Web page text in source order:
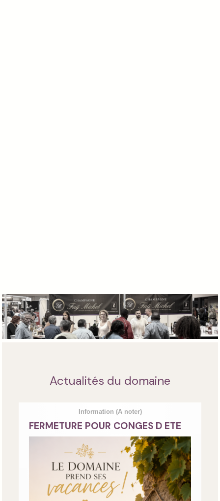
Actualités du domaine
Information (A noter)
FERMETURE POUR CONGES D ETE